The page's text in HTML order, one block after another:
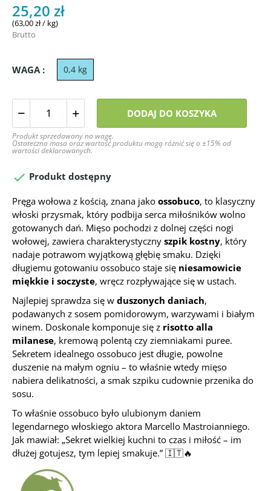
25,20 zł
(63,00 zł / kg)
Brutto
WAGA : 0,4 kg
DODAJ DO KOSZYKA
Produkt sprzedawany na wagę.
Ostateczna masa oraz wartość produktu mogą różnić się o ±15% od
wartości deklarowanych.
 Produkt dostępny
Pręga wołowa z kością, znana jako ossobuco, to klasyczny
włoski przysmak, który podbija serca miłośników wolno
gotowanych dań. Mięso pochodzi z dolnej części nogi
wołowej, zawiera charakterystyczny szpik kostny, który
nadaje potrawom wyjątkową głębię smaku. Dzięki
długiemu gotowaniu ossobuco staje się niesamowicie
miękkie i soczyste, wręcz rozpływające się w ustach.
Najlepiej sprawdza się w duszonych daniach,
podawanych z sosem pomidorowym, warzywami i białym
winem. Doskonale komponuje się z risotto alla
milanese, kremową polentą czy ziemniakami puree.
Sekretem idealnego ossobuco jest długie, powolne
duszenie na małym ogniu – to właśnie wtedy mięso
nabiera delikatności, a smak szpiku cudownie przenika do
sosu.
To właśnie ossobuco było ulubionym daniem
legendarnego włoskiego aktora Marcello Mastroianniego.
Jak mawiał: „Sekret wielkiej kuchni to czas i miłość – im
dłużej gotujesz, tym lepiej smakuje.” 🇮🇹🔥